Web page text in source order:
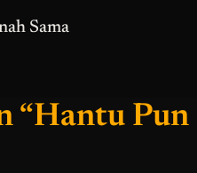
Sama
“Hantu Pun